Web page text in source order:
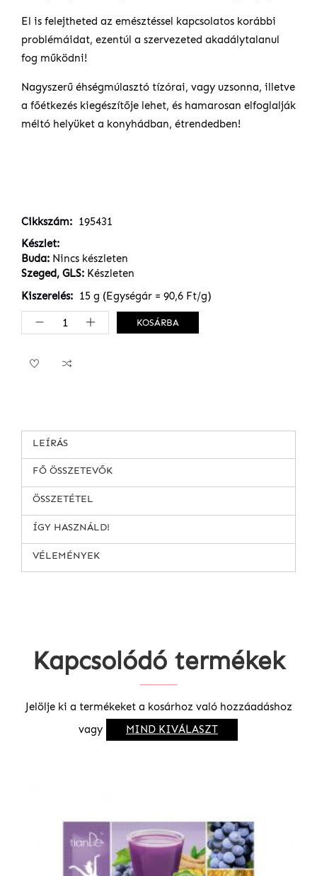
El is felejtheted az emésztéssel kapcsolatos korábbi
problémáidat, ezentúl a szervezeted akadálytalanul
fog működni!
Nagyszerű éhségmúlasztó tízórai, vagy uzsonna, illetve
a főétkezés kiegészítője lehet, és hamarosan elfoglalják
méltó helyüket a konyhádban, étrendedben!
Cikkszám
195431
Készlet
Buda: Nincs készleten
Szeged, GLS: Készleten
Kiszerelés
15 g (Egységár = 90,6 Ft/g)
KOSÁRBA
LEÍRÁS
FŐ ÖSSZETEVŐK
ÖSSZETÉTEL
ÍGY HASZNÁLD!
VÉLEMÉNYEK
Kapcsolódó termékek
Jelölje ki a termékeket a kosárhoz való hozzáadáshoz
vagy
MIND KIVÁLASZT